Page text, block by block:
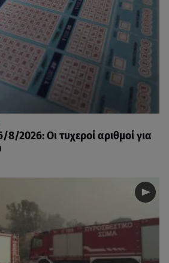
2026: Οι τυχεροί αριθμοί για